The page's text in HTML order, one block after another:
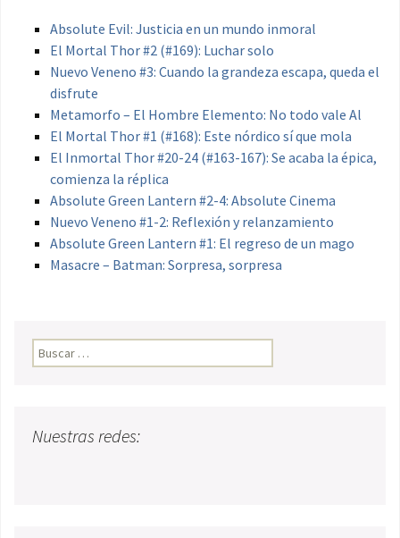
Absolute Evil: Justicia en un mundo inmoral
El Mortal Thor #2 (#169): Luchar solo
Nuevo Veneno #3: Cuando la grandeza escapa, queda el
disfrute
Metamorfo – El Hombre Elemento: No todo vale Al
El Mortal Thor #1 (#168): Este nórdico sí que mola
El Inmortal Thor #20-24 (#163-167): Se acaba la épica,
comienza la réplica
Absolute Green Lantern #2-4: Absolute Cinema
Nuevo Veneno #1-2: Reflexión y relanzamiento
Absolute Green Lantern #1: El regreso de un mago
Masacre – Batman: Sorpresa, sorpresa
Buscar:
Nuestras redes: